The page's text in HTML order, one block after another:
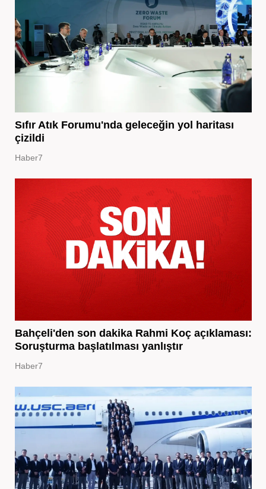
Sıfır Atık Forumu'nda geleceğin yol haritası
çizildi
Haber7
Bahçeli'den son dakika Rahmi Koç açıklaması:
Soruşturma başlatılması yanlıştır
Haber7